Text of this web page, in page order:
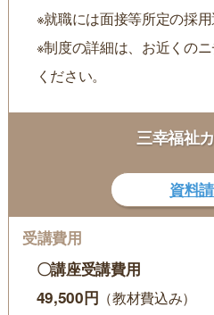
※就職には面接等所定の採用
※制度の詳細は、お近くの
ください。
三幸福祉
資料
〇講座受講費用
49,500円 （教材費込み）